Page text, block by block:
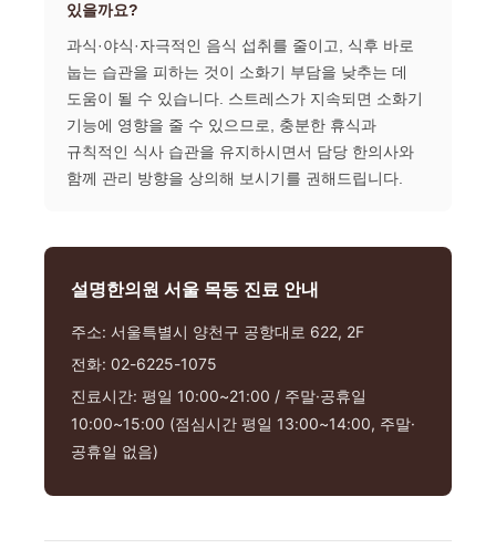
있을까요?
과식·야식·자극적인 음식 섭취를 줄이고, 식후 바로
눕는 습관을 피하는 것이 소화기 부담을 낮추는 데
도움이 될 수 있습니다. 스트레스가 지속되면 소화기
기능에 영향을 줄 수 있으므로, 충분한 휴식과
규칙적인 식사 습관을 유지하시면서 담당 한의사와
함께 관리 방향을 상의해 보시기를 권해드립니다.
설명한의원 서울 목동 진료 안내
주소: 서울특별시 양천구 공항대로 622, 2F
전화: 02-6225-1075
진료시간: 평일 10:00~21:00 / 주말·공휴일
10:00~15:00 (점심시간 평일 13:00~14:00, 주말·
공휴일 없음)